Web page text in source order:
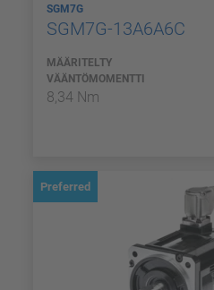
SGM7G
SGM7G-13A6A6C
MÄÄRITELTY
VÄÄNTÖMOMENTTI
8,34 Nm
Preferred